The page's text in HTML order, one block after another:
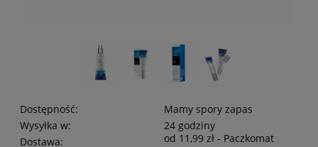
Dostępność:
Mamy spory zapas
Wysyłka w:
24 godziny
Dostawa:
od 11,99 zł - Paczkomat